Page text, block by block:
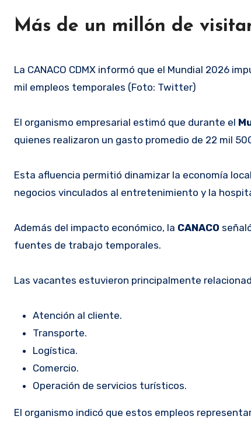
Más de un millón de
La CANACO CDMX informó que el Mundial 2026
mil empleos temporales (Foto: Twitter)
El organismo empresarial estimó que durante el
quienes realizaron un gasto promedio de 22 mil
Esta afluencia permitió dinamizar la economía
negocios vinculados al entretenimiento y la
Además del impacto económico, la CANACO
fuentes de trabajo temporales.
Las vacantes estuvieron principalmente
Atención al cliente.
Transporte.
Logística.
Comercio.
Operación de servicios turísticos.
El organismo indicó que estos empleos